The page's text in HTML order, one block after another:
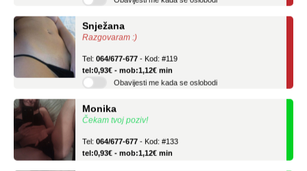
Snježana
Razgovaram :)
tel:0,93€ - mob:1,12€ min
Obavijesti me kada se oslobodi
Monika
Čekam tvoj poziv!
tel:0,93€ - mob:1,12€ min